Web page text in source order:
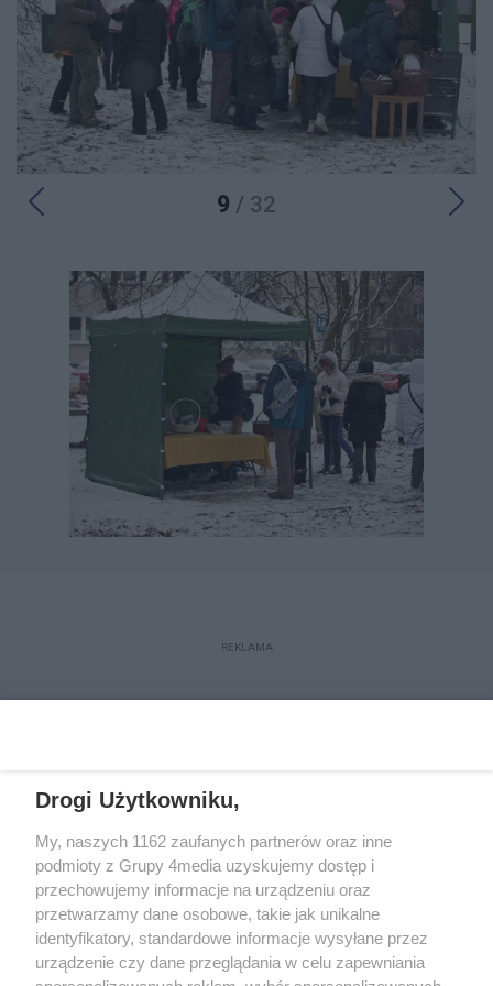
9 / 32
REKLAMA
Reklama Kontakt Regulamin
Dystrybucja
Regulamin prenumeraty
Polityka Prywatności
Drogi Użytkowniku,
My, naszych 1162 zaufanych partnerów oraz inne
podmioty z Grupy 4media uzyskujemy dostęp i
przechowujemy informacje na urządzeniu oraz
przetwarzamy dane osobowe, takie jak unikalne
identyfikatory, standardowe informacje wysyłane przez
urządzenie czy dane przeglądania w celu zapewniania